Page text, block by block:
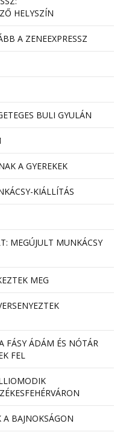
HELYSZÍN
A ZENEEXPRESSZ
BULI GYULÁN
A GYEREKEK
KIÁLLÍTÁS
MEGÚJULT MUNKÁCSY
MEG
FÁSY ÁDÁM ÉS NÓTÁR
FEL
A BAJNOKSÁGON